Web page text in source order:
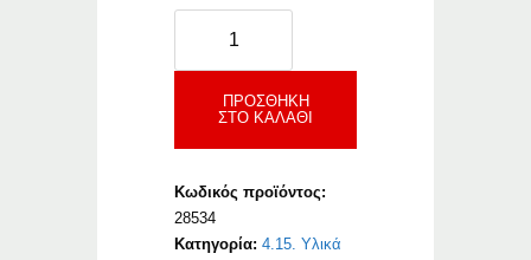
Fluorescent
Κίτρινο
ποσότηταΠΡΟΣΘΉΚΗ
ΣΤΟ ΚΑΛΆΘΙ
Κωδικός προϊόντος:
28534
Κατηγορία:4.15. Υλικά